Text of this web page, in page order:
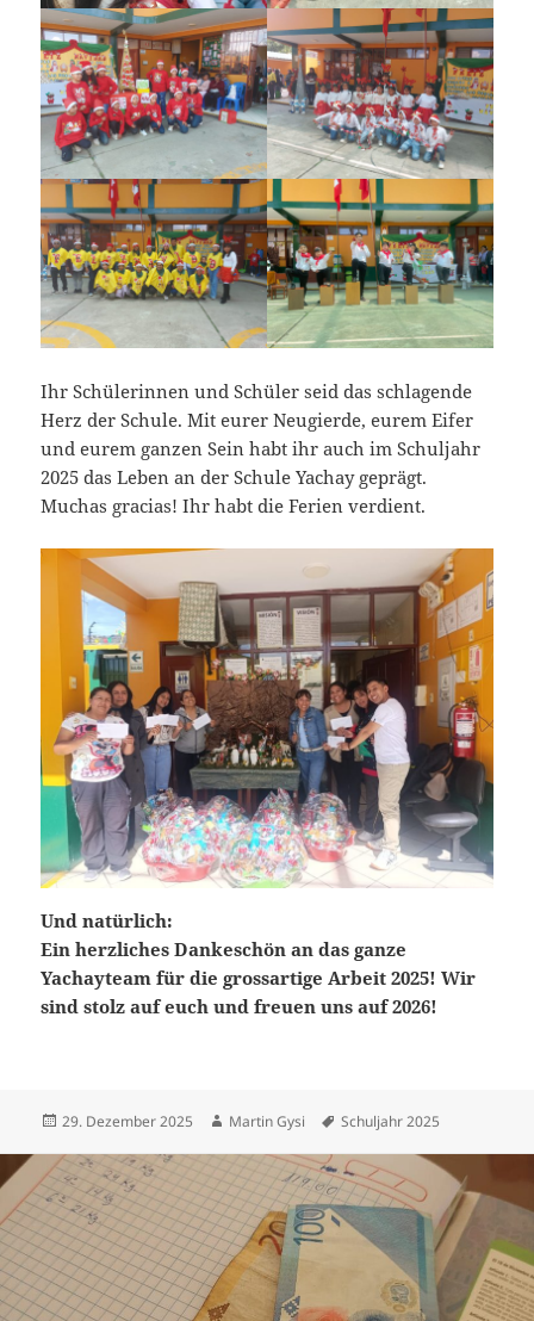
Ihr Schülerinnen und Schüler seid das schlagende
Herz der Schule. Mit eurer Neugierde, eurem Eifer
und eurem ganzen Sein habt ihr auch im Schuljahr
2025 das Leben an der Schule Yachay geprägt.
Muchas gracias! Ihr habt die Ferien verdient.
Und natürlich:
Ein herzliches Dankeschön an das ganze
Yachayteam für die grossartige Arbeit 2025! Wir
sind stolz auf euch und freuen uns auf 2026!
Posted
29. Dezember 2025 Author
Martin Gysi Tags
Schuljahr 2025